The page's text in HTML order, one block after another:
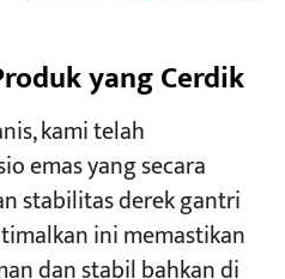
yang Cerdik
kami telah
emas yang secara
stabilitas derek gantri
ini memastikan
dan stabil bahkan di